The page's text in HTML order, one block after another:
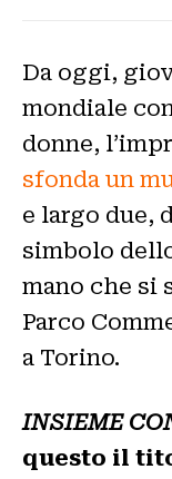
Da oggi,
mondiale
donne,
sfonda un
e largo due,
simbolo
mano che si
Parco
a Torino.
INSIEME
questo il